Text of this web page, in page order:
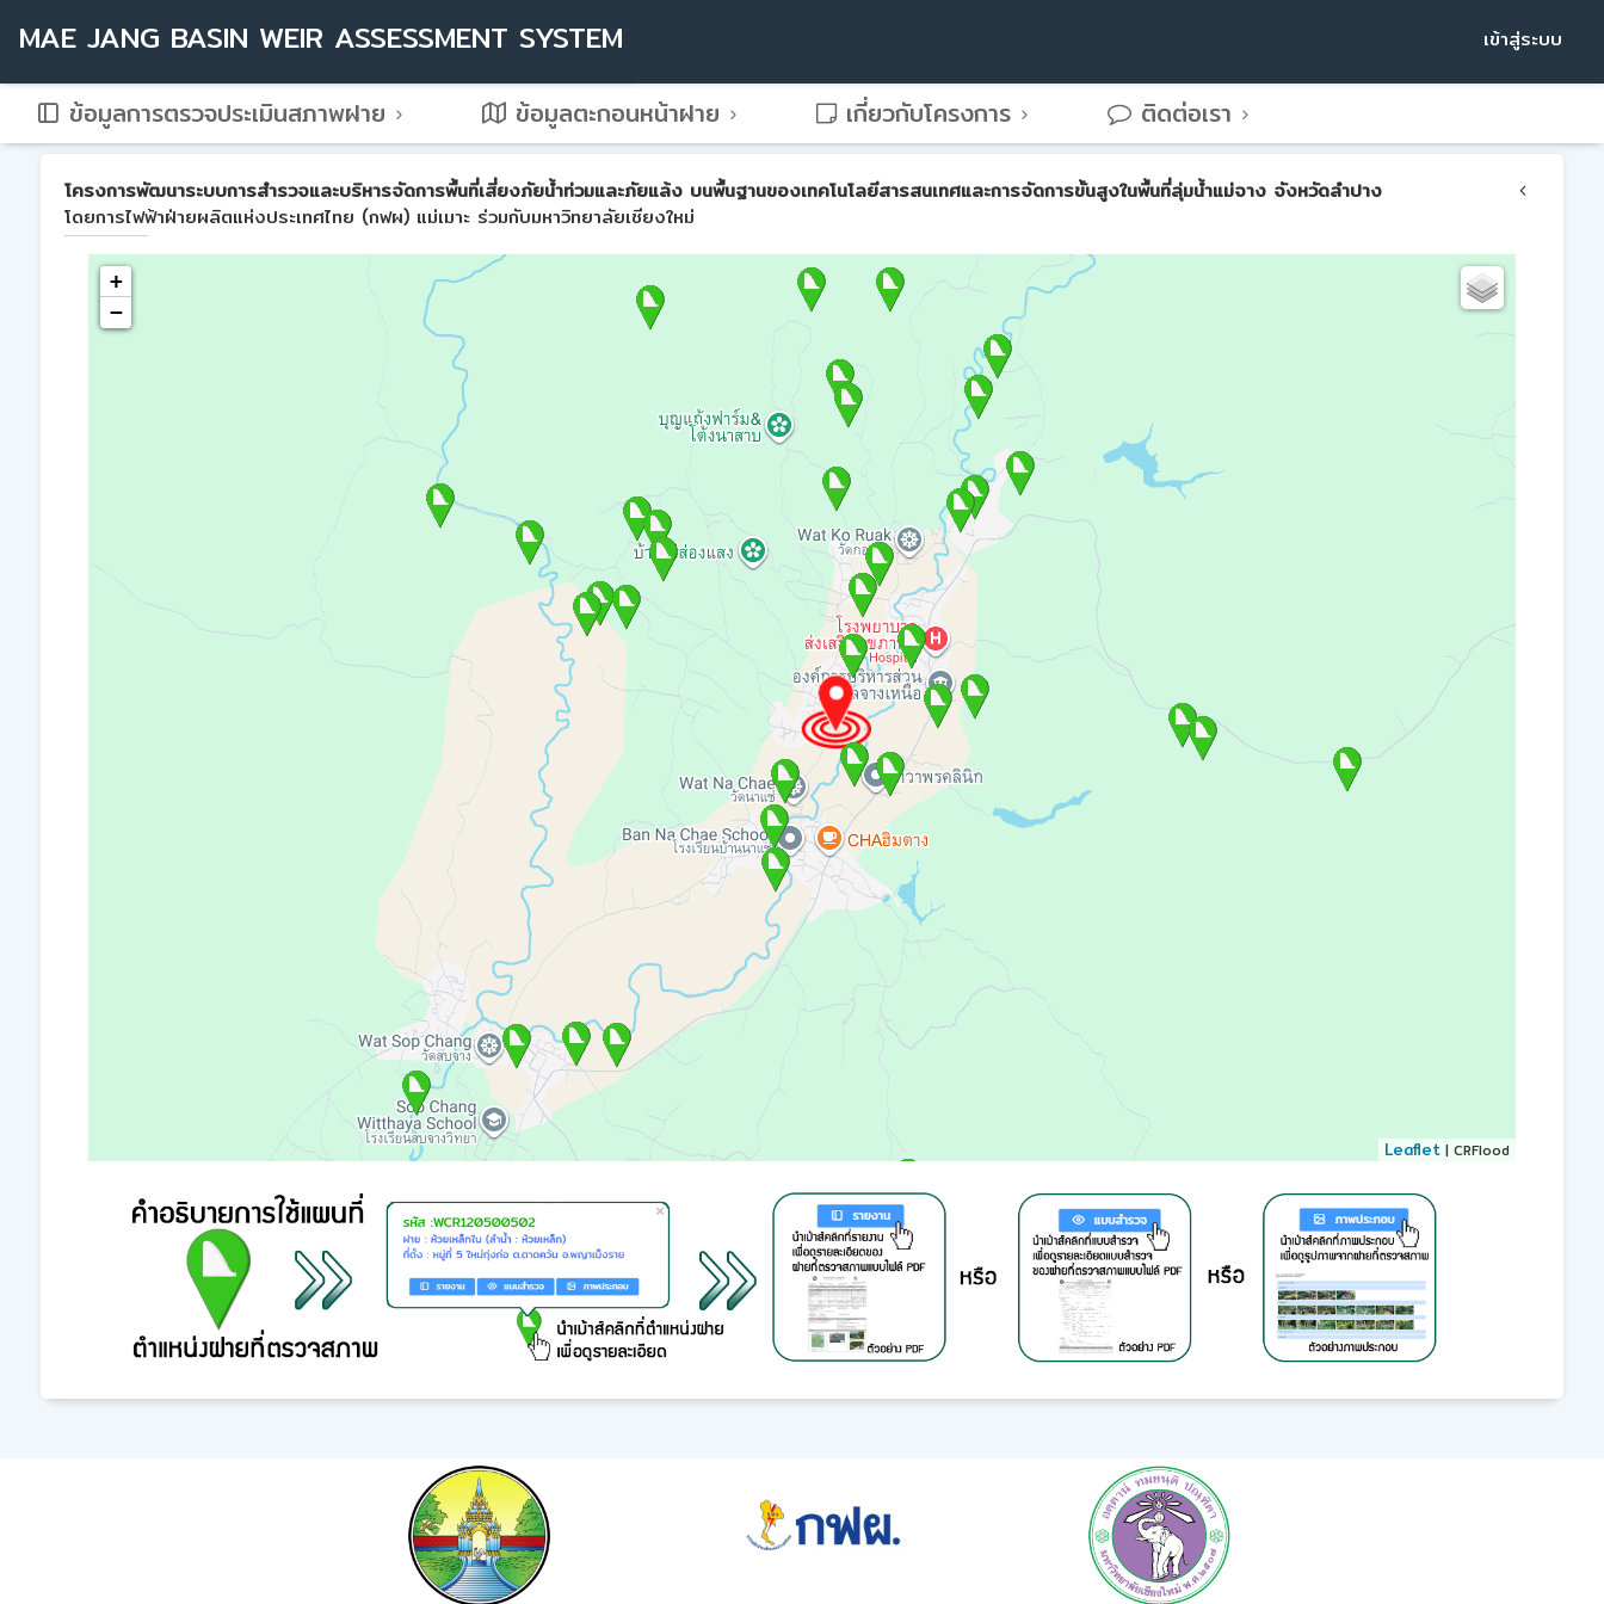
MAE JANG BASIN WEIR ASSESSMENT SYSTEM เข้าสู่ระบบ
ข้อมูลการตรวจประเมินสภาพฝาย ข้อมูลตะกอนหน้าฝาย เกี่ยวกับโครงการ ติดต่อเรา
โครงการพัฒนาระบบการสำรวจและบริหารจัดการพื้นที่เสี่ยงภัยน้ำท่วมและภัยแล้ง บนพื้นฐานของเทคโนโลยีสารสนเทศและการจัดการขั้นสูงในพื้นที่ลุ่มน้ำแม่จาง จังหวัดลำปาง
โดยการไฟฟ้าฝ่ายผลิตแห่งประเทศไทย (กฟผ) แม่เมาะ ร่วมกับมหาวิทยาลัยเชียงใหม่
+
−
Leaflet | CRFlood